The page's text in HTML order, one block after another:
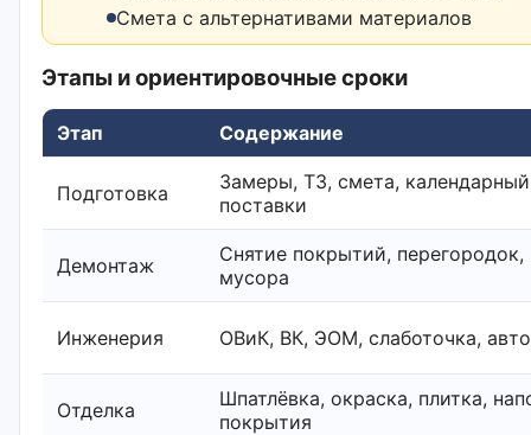
Смета с альтернативами материалов
Этапы и ориентировочные сроки
Этап Содержание
Подготовка
Замеры, ТЗ, смета,
поставки
Демонтаж
Снятие покрытий, перегородок,
мусора
Инженерия ОВиК, ВК, ЭОМ, слаботочка,
Отделка
Шпатлёвка, окраска, плитка,
покрытия